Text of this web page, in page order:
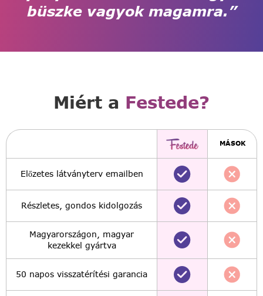
büszke vagyok magamra.”
Miért a Festede?
MÁSOK
Előzetes látványterv emailben
Részletes, gondos kidolgozás
Magyarországon, magyar
kezekkel gyártva
50 napos visszatérítési garancia